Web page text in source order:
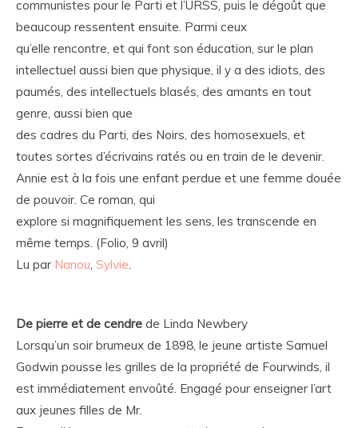
communistes pour le Parti et l’URSS, puis le dégoût que
beaucoup ressentent ensuite. Parmi ceux
qu’elle rencontre, et qui font son éducation, sur le plan
intellectuel aussi bien que physique, il y a des idiots, des
paumés, des intellectuels blasés, des amants en tout
genre, aussi bien que
des cadres du Parti, des Noirs, des homosexuels, et
toutes sortes d’écrivains ratés ou en train de le devenir.
Annie est à la fois une enfant perdue et une femme douée
de pouvoir. Ce roman, qui
explore si magnifiquement les sens, les transcende en
même temps. (Folio, 9 avril)
Lu par Nanou, Sylvie.
De pierre et de cendre de Linda Newbery
Lorsqu’un soir brumeux de 1898, le jeune artiste Samuel
Godwin pousse les grilles de la propriété de Fourwinds, il
est immédiatement envoûté. Engagé pour enseigner l’art
aux jeunes filles de Mr.